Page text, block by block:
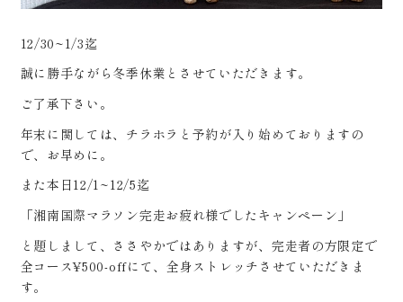
12/30~1/3迄
誠に勝手ながら冬季休業とさせていただきます。
ご了承下さい。
年末に関しては、チラホラと予約が入り始めておりますの
で、お早めに。
また本日12/1~12/5迄
「湘南国際マラソン完走お疲れ様でしたキャンペーン」
と題しまして、ささやかではありますが、完走者の方限定で
全コース¥500-offにて、全身ストレッチさせていただきま
す。